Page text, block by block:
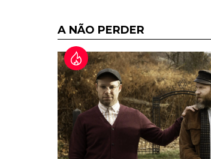
A NÃO PERDER